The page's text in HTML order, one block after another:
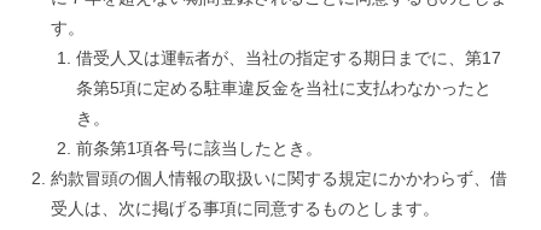
す。
借受人又は運転者が、当社の指定する期日までに、第17
条第5項に定める駐車違反金を当社に支払わなかったと
き。
前条第1項各号に該当したとき。
約款冒頭の個人情報の取扱いに関する規定にかかわらず、借
受人は、次に掲げる事項に同意するものとします。